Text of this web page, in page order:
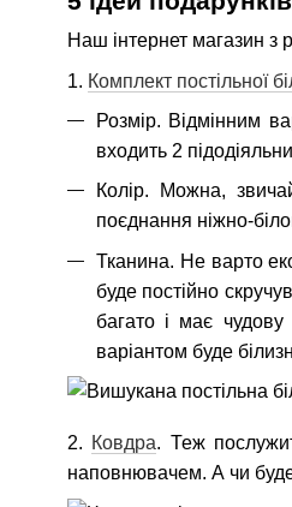
Наш інтернет магазин з
1. Комплект постільної
Розмір. Відмінним
входить 2
Колір. Можна,
поєднання ніжно-
Тканина. Не варто
буде постійно
багато і має
варіантом буде
2. Ковдра. Теж
наповнювачем. А чи